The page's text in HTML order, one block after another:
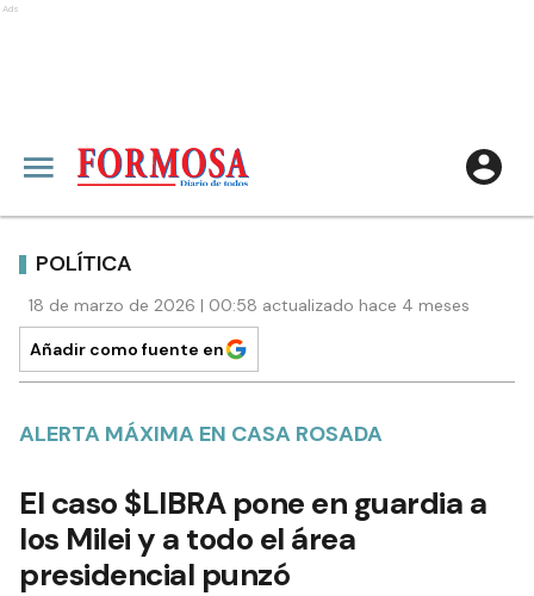
Ads
POLÍTICA
18 de marzo de 2026 | 00:58 actualizado hace 4 meses
Añadir como fuente en
ALERTA MÁXIMA EN CASA ROSADA
El caso $LIBRA pone en guardia a
los Milei y a todo el área
presidencial punzó